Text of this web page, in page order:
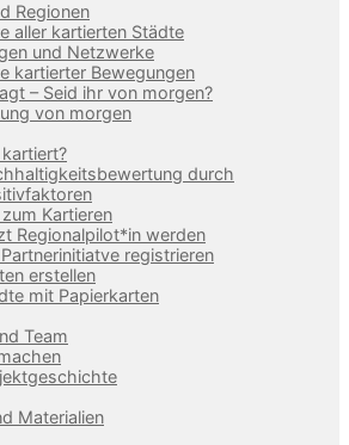
Regionen
aller kartierten Städte
und Netzwerke
kartierter Bewegungen
– Seid ihr von morgen?
von morgen
durch
Kartieren
Regionalpilot*in werden
registrieren
erstellen
mit Papierkarten
Team
Materialien